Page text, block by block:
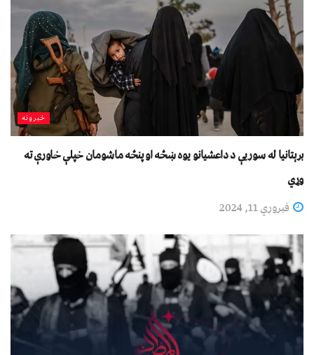
خبرونه
برېتانیا له سوریې د داعشیانو یوه ښځه او پنځه ماشومان خپلې خاورې ته
وړي
فبروري 11, 2024